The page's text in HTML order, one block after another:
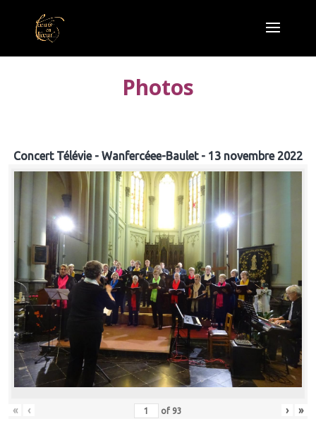
Photos
Concert Télévie - Wanfercéee-Baulet - 13 novembre 2022
« ‹ of 93 › »